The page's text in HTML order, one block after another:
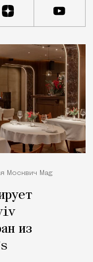
Москвич Mag
из